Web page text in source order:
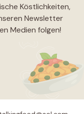
Köstlichkeiten,
Newsletter
Medien folgen!